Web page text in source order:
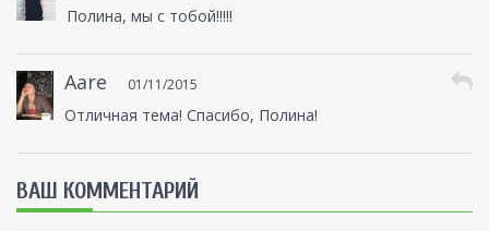
Полина, мы с тобой!!!!!
Ааrе 01/11/2015
Отличная тема! Спасибо, Полина!
ВАШ КОММЕНТАРИЙ